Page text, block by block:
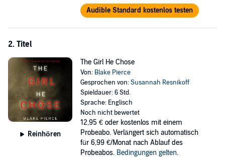
Audible Standard kostenlos testen
2. Titel
Reinhören
The Girl He Chose
Von: Blake Pierce
Gesprochen von:Susannah Resnikoff
Spieldauer: 6 Std.
Sprache: Englisch
Noch nicht bewertet
12,95 € oder kostenlos mit einem
Probeabo. Verlängert sich automatisch
für 6,99 €/Monat nach Ablauf des
Probeabos. Bedingungen gelten.